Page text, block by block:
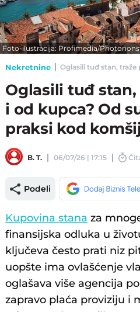
Foto-ilustracija: Profimedia/
Nekretnine Oglasili tuđ stan,
Oglasili tuđ
i od kupca? Od
praksi kod
B. T. 06/07/26 | 17:15
Podeli
Kupovina stana za
finansijska odluka u
ključeva često prati niz
uopšte ima ovlašćenje
oglašava više agencija
zapravo plaća proviziju i